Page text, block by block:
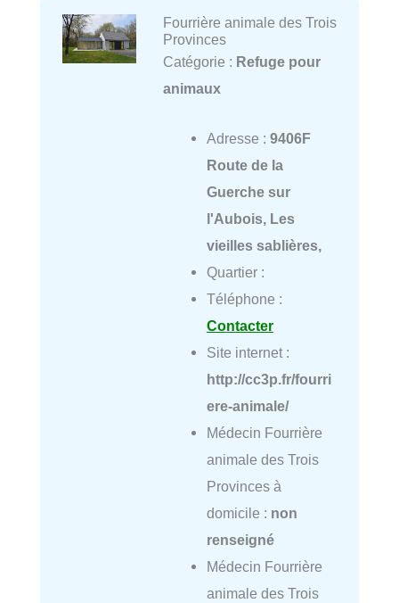
Fourrière animale des Trois
Provinces
Catégorie : Refuge pour
animaux
Adresse : 9406F
Route de la
Guerche sur
l'Aubois, Les
vieilles sablières,
Quartier :
Téléphone :
Contacter
Site internet :
http://cc3p.fr/fourri
ere-animale/
Médecin Fourrière
animale des Trois
Provinces à
domicile : non
renseigné
Médecin Fourrière
animale des Trois